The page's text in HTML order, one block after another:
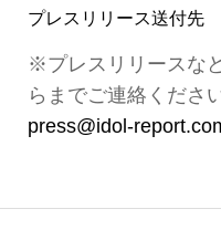
プレスリリース送付先
※プレスリリースな
らまでご連絡ください
press@idol-